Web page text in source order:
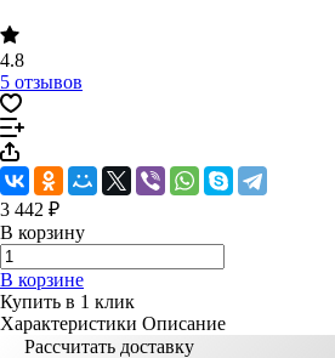
4.8
5 отзывов
3 442 ₽
В корзину
В корзине
Купить в 1 клик
Характеристики Описание
Рассчитать доставку